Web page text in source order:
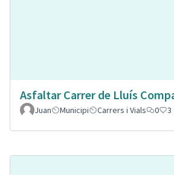
Asfaltar Carrer de Lluís
Juan
Municipi Carrers i Vials 0 3